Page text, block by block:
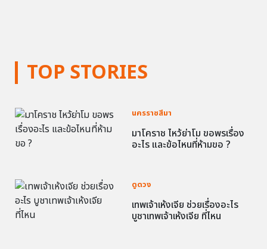
TOP STORIES
นครราชสีมา
มาโคราช ไหว้ย่าโม ขอพรเรื่อง
อะไร และข้อไหนที่ห้ามขอ ?
ดูดวง
เทพเจ้าเห้งเจีย ช่วยเรื่องอะไร
บูชาเทพเจ้าเห้งเจีย ที่ไหน